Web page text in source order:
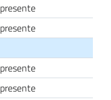
presente
presente
presente
presente